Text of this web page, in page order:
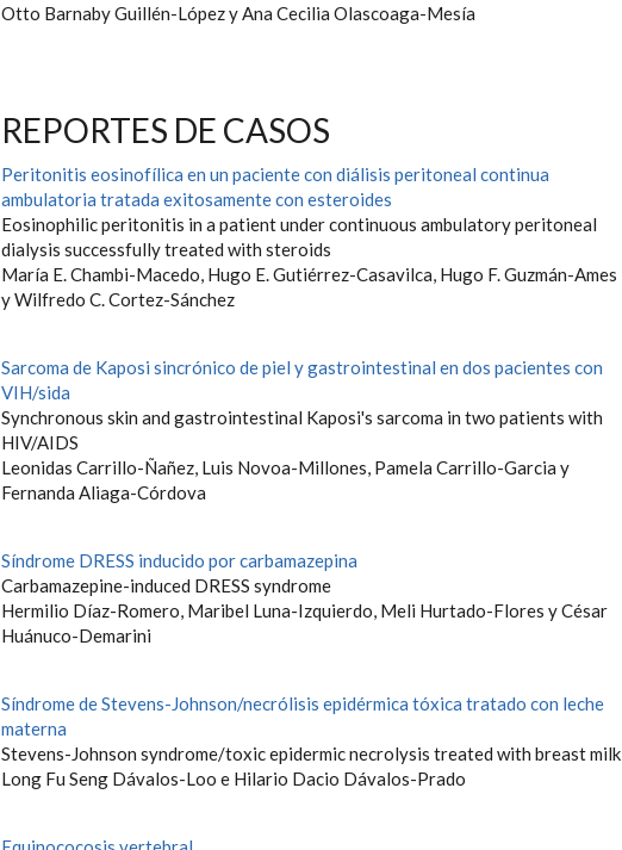
Otto Barnaby Guillén-López y Ana Cecilia Olascoaga-Mesía
REPORTES DE CASOS
Peritonitis eosinofílica en un paciente con diálisis peritoneal continua
ambulatoria tratada exitosamente con esteroides
Eosinophilic peritonitis in a patient under continuous ambulatory peritoneal
dialysis successfully treated with steroids
María E. Chambi-Macedo, Hugo E. Gutiérrez-Casavilca, Hugo F. Guzmán-Ames
y Wilfredo C. Cortez-Sánchez
Sarcoma de Kaposi sincrónico de piel y gastrointestinal en dos pacientes con
VIH/sida
Synchronous skin and gastrointestinal Kaposi's sarcoma in two patients with
HIV/AIDS
Leonidas Carrillo-Ñañez, Luis Novoa-Millones, Pamela Carrillo-Garcia y
Fernanda Aliaga-Córdova
Síndrome DRESS inducido por carbamazepina
Carbamazepine-induced DRESS syndrome
Hermilio Díaz-Romero, Maribel Luna-Izquierdo, Meli Hurtado-Flores y César
Huánuco-Demarini
Síndrome de Stevens-Johnson/necrólisis epidérmica tóxica tratado con leche
materna
Stevens-Johnson syndrome/toxic epidermic necrolysis treated with breast milk
Long Fu Seng Dávalos-Loo e Hilario Dacio Dávalos-Prado